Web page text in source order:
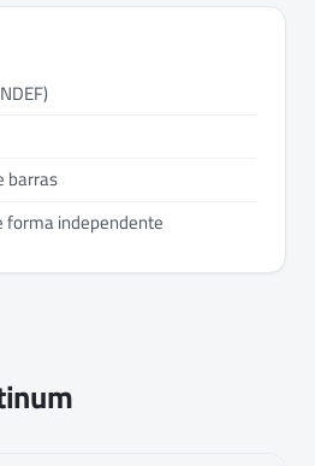
barras
forma independente